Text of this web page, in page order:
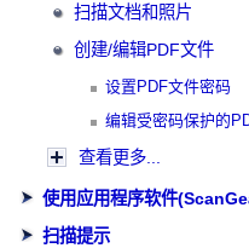
扫描文档和照片
创建/编辑PDF文件
设置PDF文件密码
编辑受密码保护的
查看更多...
使用应用程序软件
扫描提示